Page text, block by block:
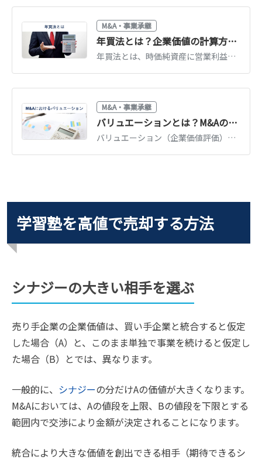
M&A・事業承継
年買法とは？企業価値の計算方法やメリットを図解で詳しく解説
年買法とは、時価純資産に営業利益の3〜5年分を加算して買収額を求める方法です。営業利益は営業権を表し、年数は将来性を基に決定します。公認会計士が、年買法の計算式やメリット・デメリットを解説します。（公認会計士 前田 樹 監修）
M&A・事業承継
バリュエーションとは？M&Aの企業価値評価3つのアプローチを図解で解説
バリュエーション（企業価値評価）の3つのアプローチ（インカム・マーケット・コスト）を図解で解説。DCF法・マルチプル法・時価純資産法の使い分けと相場観がわかります。
学習塾を高値で売却する方法
シナジーの大きい相手を選ぶ
売り手企業の企業価値は、買い手企業と統合すると仮定
した場合（A）と、このまま単独で事業を続けると仮定し
た場合（B）とでは、異なります。
一般的に、 シナジーの分だけAの価値が大きくなります。
M&Aにおいては、Aの値段を上限、Bの値段を下限とする
範囲内で交渉により金額が決定されることになります。
統合により大きな価値を創出できる相手（期待できるシ